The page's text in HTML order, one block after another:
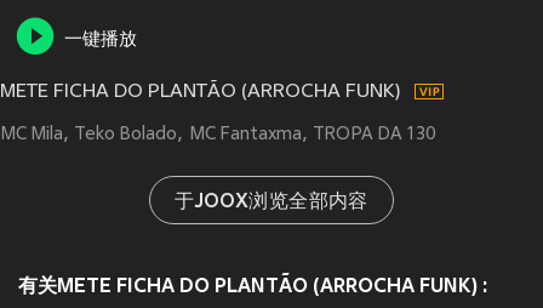
一键播放
METE FICHA DO PLANTÃO (ARROCHA FUNK)
MC Mila Teko Bolado MC Fantaxma TROPA DA 130
于JOOX浏览全部内容
有关METE FICHA DO PLANTÃO (ARROCHA FUNK) :